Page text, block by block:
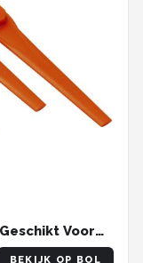
Voor
BEKIJK OP BOL